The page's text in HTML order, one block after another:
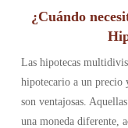
¿Cuándo
Las hipotecas
hipotecario a un precio
son ventajosas.
una moneda diferente,